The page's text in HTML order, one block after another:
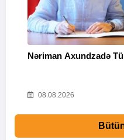
Nəriman Axundzadə
08.08.2026